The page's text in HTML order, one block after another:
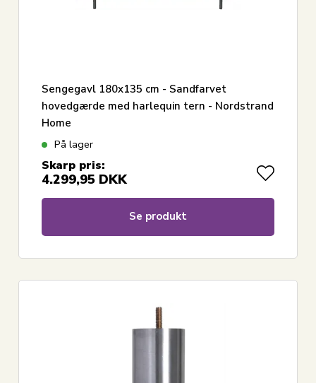
Sengegavl 180x135 cm - Sandfarvet
hovedgærde med harlequin tern - Nordstrand
Home
På lager
Skarp pris:
4.299,95 DKK
Se produkt